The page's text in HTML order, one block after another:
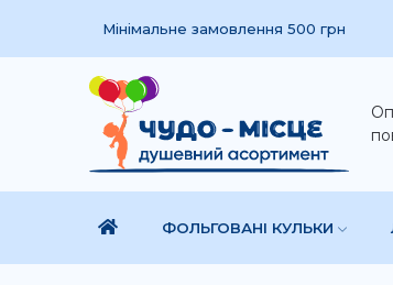
Мінімальне замовлення 500 грн
ФОЛЬГОВАНІ КУЛЬКИ